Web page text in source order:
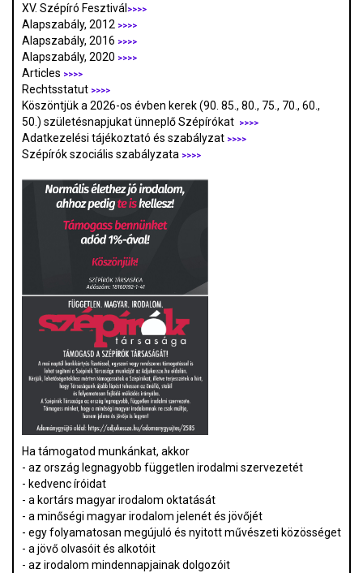
XV. Szépíró Fesztivál >>>>
Alapszabály, 2012 >>>>
Alapszabály, 2016 >>>>
Alapszabály, 2020 >>>>
Articles >>>>
Rechtsstatut >>>>
Köszöntjük a 2026-os évben kerek (90. 85., 80., 75., 70., 60.,
50.) születésnapjukat ünneplő Szépírókat
>>>>
Adatkezelési tájékoztató és szabályzat >>>>
Szépírók szociális szabályzata >>>>
Ha támogatod munkánkat, akkor
- az ország legnagyobb független irodalmi szervezetét
- kedvenc íróidat
- a kortárs magyar irodalom oktatását
- a minőségi magyar irodalom jelenét és jövőjét
- egy folyamatosan megújuló és nyitott művészeti közösséget
- a jövő olvasóit és alkotóit
- az irodalom mindennapjainak dolgozóit